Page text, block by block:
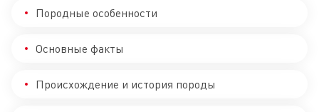
Породные особенности
Основные факты
Происхождение и история породы